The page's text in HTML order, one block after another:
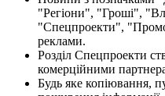
"Регіони", "Гроші",
"Спецпроекти",
реклами.
Розділ Спецпроекти
комерційними
Будь яке копіювання,